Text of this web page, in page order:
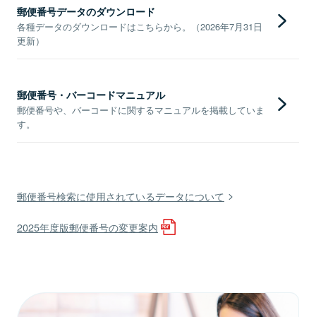
郵便番号データのダウンロード
各種データのダウンロードはこちらから。（2026年7月31日
更新）
郵便番号・バーコードマニュアル
郵便番号や、バーコードに関するマニュアルを掲載していま
す。
郵便番号検索に使用されているデータについて
2025年度版郵便番号の変更案内